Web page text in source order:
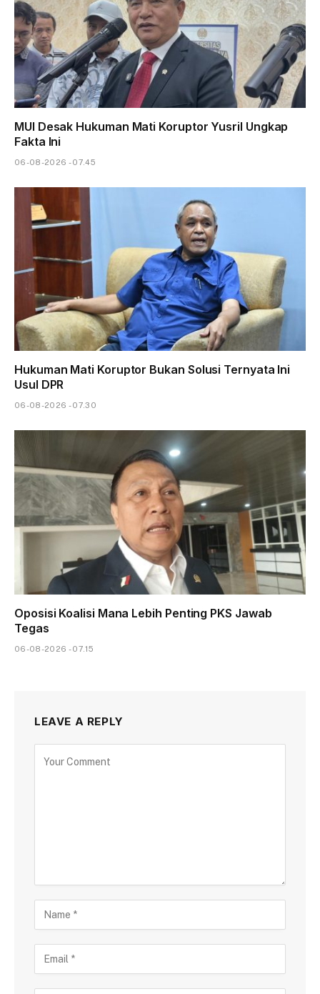
MUI Desak Hukuman Mati Koruptor Yusril Ungkap
Fakta Ini
06-08-2026 - 07.45
Hukuman Mati Koruptor Bukan Solusi Ternyata Ini
Usul DPR
06-08-2026 - 07.30
Oposisi Koalisi Mana Lebih Penting PKS Jawab
Tegas
06-08-2026 - 07.15
LEAVE A REPLY